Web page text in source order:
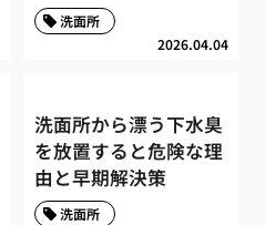
2026.04.04
洗面所
洗面所から漂う下水臭
を放置すると危険な理
由と早期解決策
洗面所